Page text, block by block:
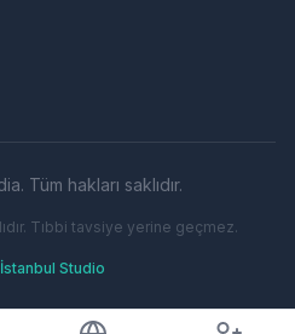
Tüm hakları saklıdır.
Tıbbi tavsiye yerine geçmez.
İstanbul Studio